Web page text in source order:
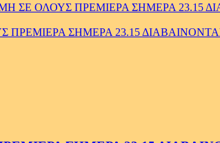
ΟΛΟΥΣ ΠΡΕΜΙΕΡΑ ΣΗΜΕΡΑ 23.15
ΣΗΜΕΡΑ 23.15